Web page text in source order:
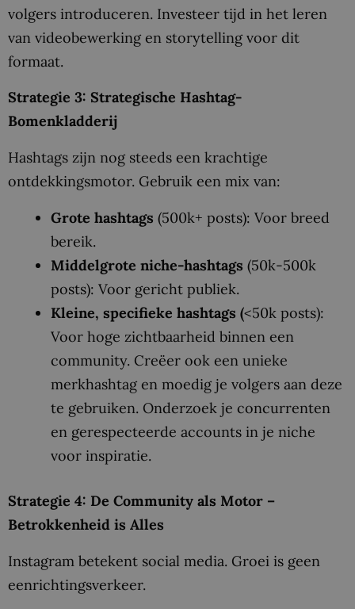
volgers introduceren. Investeer tijd in het leren
van videobewerking en storytelling voor dit
formaat.
Strategie 3: Strategische Hashtag-
Bomenkladderij
Hashtags zijn nog steeds een krachtige
ontdekkingsmotor. Gebruik een mix van:
Grote hashtags (500k+ posts): Voor breed
bereik.
Middelgrote niche-hashtags (50k-500k
posts): Voor gericht publiek.
Kleine, specifieke hashtags (<50k posts):
Voor hoge zichtbaarheid binnen een
community. Creëer ook een unieke
merkhashtag en moedig je volgers aan deze
te gebruiken. Onderzoek je concurrenten
en gerespecteerde accounts in je niche
voor inspiratie.
Strategie 4: De Community als Motor –
Betrokkenheid is Alles
Instagram betekent social media. Groei is geen
eenrichtingsverkeer.